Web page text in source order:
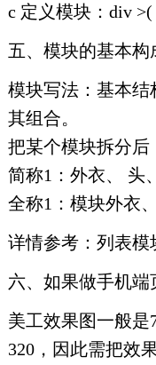
c 定义模块：div
五、模块的基本构
模块写法：基本
其组合。
把某个模块拆分后
简称1：外衣、 头
全称1：模块外衣
详情参考：列表模
六、如果做手机端
美工效果图一般是
320，因此需把效